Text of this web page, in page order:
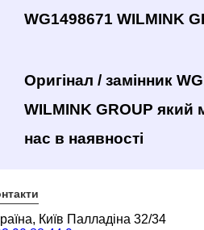
WG1498671 WILMINK
Оригінал / замінник
WILMINK GROUP який
нас в наявності
Київ Палладіна 32/34